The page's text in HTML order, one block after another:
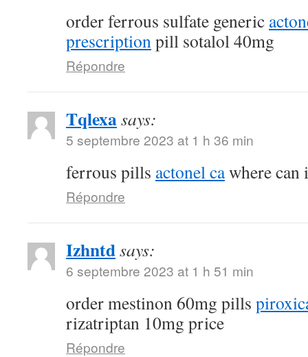
order ferrous sulfate generic
prescriptionpill sotalol 40mg
Répondre
Tqlexasays:
5 septembre 2023 at 1 h 36 min
ferrous pills actonel cawhere can
Répondre
Izhntdsays:
6 septembre 2023 at 1 h 51 min
order mestinon 60mg pills
rizatriptan 10mg price
Répondre